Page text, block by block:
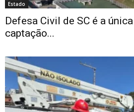
Estado
Defesa Civil de SC é a
captação...